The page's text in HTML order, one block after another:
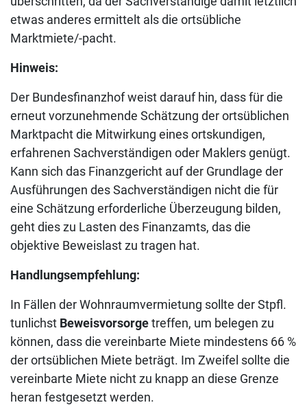
etwas anderes ermittelt als die ortsübliche
Marktmiete/-pacht.
Hinweis:
Der Bundesfinanzhof weist darauf hin, dass für die
erneut vorzunehmende Schätzung der ortsüblichen
Marktpacht die Mitwirkung eines ortskundigen,
erfahrenen Sachverständigen oder Maklers genügt.
Kann sich das Finanzgericht auf der Grundlage der
Ausführungen des Sachverständigen nicht die für
eine Schätzung erforderliche Überzeugung bilden,
geht dies zu Lasten des Finanzamts, das die
objektive Beweislast zu tragen hat.
Handlungsempfehlung:
In Fällen der Wohnraumvermietung sollte der Stpfl.
tunlichst Beweisvorsorgetreffen, um belegen zu
können, dass die vereinbarte Miete mindestens 66 %
der ortsüblichen Miete beträgt. Im Zweifel sollte die
vereinbarte Miete nicht zu knapp an diese Grenze
heran festgesetzt werden.